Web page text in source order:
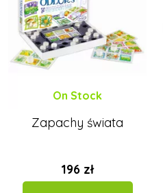
Voltik
Černá na bílé
On Stock
Zapachy świata
196 zł